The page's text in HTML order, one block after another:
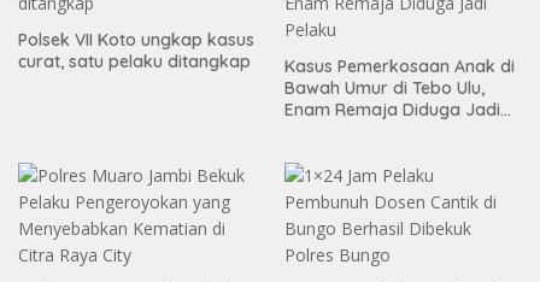
Polsek VII Koto ungkap kasus
curat, satu pelaku ditangkap
Kasus Pemerkosaan Anak di
Bawah Umur di Tebo Ulu,
Enam Remaja Diduga Jadi